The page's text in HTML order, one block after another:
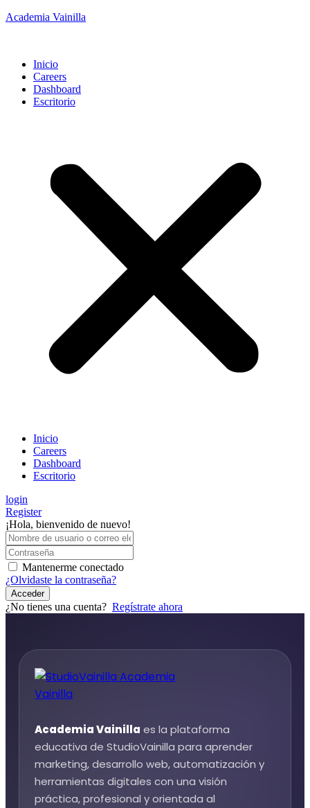
Academia Vainilla
Inicio
Careers
Dashboard
Escritorio
Inicio
Careers
Dashboard
Escritorio
login
Register
¡Hola, bienvenido de nuevo!
Mantenerme conectado
¿Olvidaste la contraseña?
Acceder
¿No tienes una cuenta? Regístrate ahora
Academia Vainilla es la plataforma
educativa de StudioVainilla para aprender
marketing, desarrollo web, automatización y
herramientas digitales con una visión
práctica, profesional y orientada al